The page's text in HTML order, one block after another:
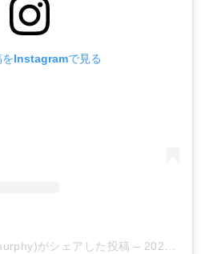
をInstagramで見る
がシェアした投稿 – 2020年 5月月23日午後9時31分PDT